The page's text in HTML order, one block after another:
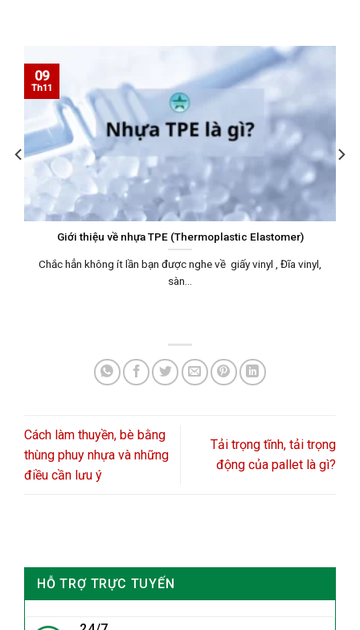
HỖ TRỢ TRỰC TUYẾN
Giới thiệu về nhựa TPE (Thermoplastic Elastomer)
Chắc hẳn không ít lần bạn được nghe về giấy vinyl , Đĩa vinyl,
sàn...
09
Th11
Cách làm thuyền, bè bằng
thùng phuy nhựa và những
điều cần lưu ý
Tải trọng tĩnh, tải trọng
động của pallet là gì?